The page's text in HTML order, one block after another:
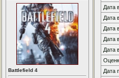
Battlefield 4
Дата
Дата
Дата
Дата
Дата
Дата